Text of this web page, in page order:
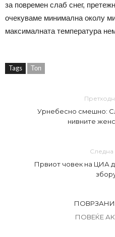
за повремен слаб снег,
очекуваме минимална околу
максималната температура
Tags Топ
Урнебесно смешно:
нивните
Следна
Првиот човек на ЦИА
ПОВРЗАНИ
ПОВЕЌЕ